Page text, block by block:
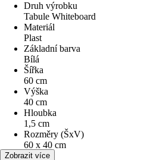
Druh výrobku
Tabule Whiteboard
Materiál
Plast
Základní barva
Bílá
Šířka
60 cm
Výška
40 cm
Hloubka
1,5 cm
Rozměry (ŠxV)
60 x 40 cm
Tvar
Zobrazit více